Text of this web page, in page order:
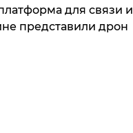
для связи и
представили дрон